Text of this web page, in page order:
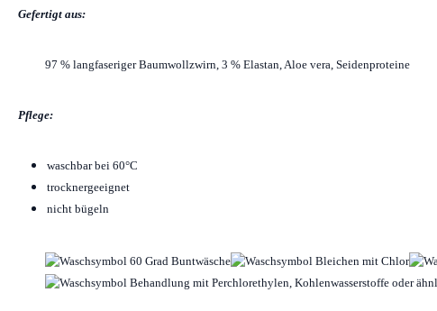
Gefertigt aus:
97 % langfaseriger Baumwollzwirn, 3 % Elastan, Aloe vera, Seidenproteine
Pflege:
waschbar bei 60°C
trocknergeeignet
nicht bügeln